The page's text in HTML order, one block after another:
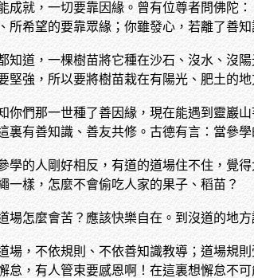
成就，一切要靠因緣。曾有位尊者問佛陀
所希望的要靠眾緣；你雖發心，若離了善
知道，一棵樹苗將它種在沙石、沒水、沒
堅強，所以要將樹苗栽在有陽光、肥土的
你們那一世種了善因緣，現在能遇到靈巖
裏有善知識、善友共修。古德有言：當參
學的人剛好相反，有道的道場住不住，覺
一樣，怎麼不會偷吃人家的果子、稻苗？
場怎麼會苦？應該快樂自在。到沒道的地
場，不依規則、不依善知識教導；道場規
怠，有人管束要感恩啊！在這裏想懈怠不